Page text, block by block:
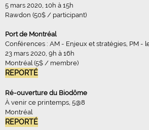
5 mars 2020, 10h à 15h
Rawdon (50$ / participant)
Port de Montréal
Conférences : AM - Enjeux et stratégies, PM -
23 mars 2020, 9h à 16h
Montréal (5$ / membre)
REPORTÉ
Ré-ouverture du Biodôme
À venir ce printemps, 5@8
Montréal
REPORTÉ